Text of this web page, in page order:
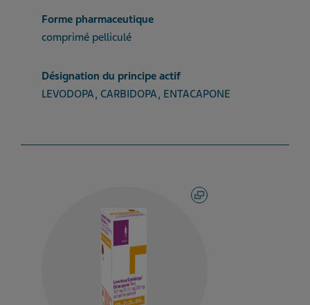
Forme pharmaceutique
comprimé pelliculé
Désignation du principe actif
LEVODOPA, CARBIDOPA, ENTACAPONE